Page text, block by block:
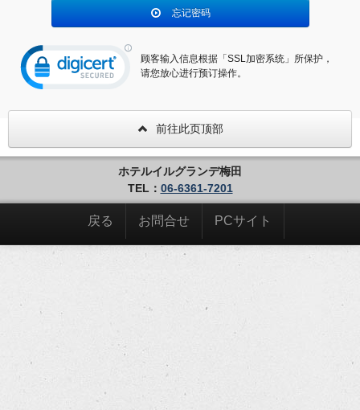
忘记密码
顾客输入信息根据「SSL加密系统」所保护，
请您放心进行预订操作。
前往此页顶部
ホテルイルグランデ梅田
TEL： 06-6361-7201
戻る お問合せ PCサイト